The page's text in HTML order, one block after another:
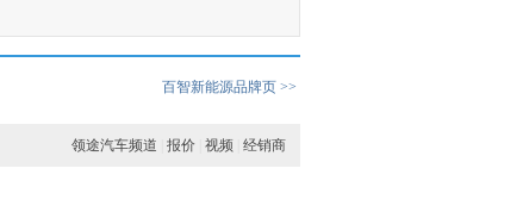
百智新能源品牌页 >>
领途汽车频道 报价 视频 经销商